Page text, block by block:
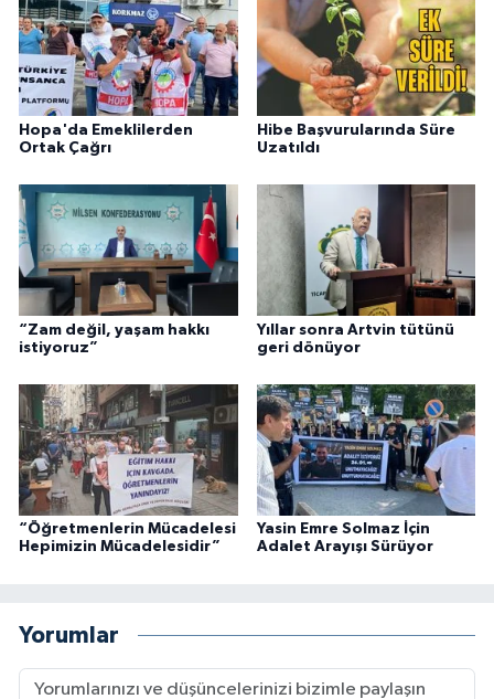
Hopa'da Emeklilerden
Ortak Çağrı
Hibe Başvurularında Süre
Uzatıldı
“Zam değil, yaşam hakkı
istiyoruz”
Yıllar sonra Artvin tütünü
geri dönüyor
“Öğretmenlerin Mücadelesi
Hepimizin Mücadelesidir”
Yasin Emre Solmaz İçin
Adalet Arayışı Sürüyor
Yorumlar